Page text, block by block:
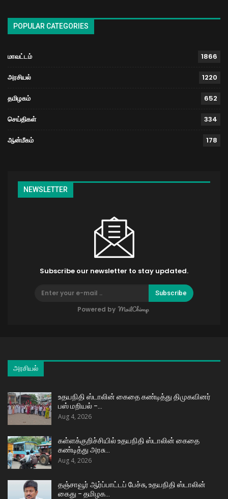
POPULAR CATEGORIES
மாவட்டம் 1866
அரசியல் 1220
தமிழகம் 652
செய்திகள் 334
ஆன்மீகம் 178
NEWSLETTER
Subscribe our newsletter to stay updated.
Subscribe
Powered by
அரசியல்
உதயநிதி ஸ்டாலின் கைதை கண்டித்து திமுகவினர்
பஸ் மறியல் –…
Aug 4, 2026
கள்ளக்குறிச்சியில் உதயநிதி ஸ்டாலின் கைதை
கண்டித்து அரசு…
Aug 4, 2026
தஞ்சாவூர் ஆர்ப்பாட்டப் பேச்சு, உதயநிதி ஸ்டாலின்
கைது – தமிழக…